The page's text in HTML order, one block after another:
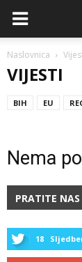
Naslovnica
VIJESTI
BIH EU
Nema
PRATITE NAS
18